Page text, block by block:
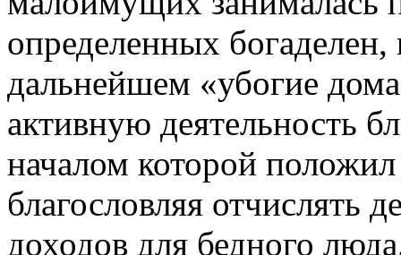
определенных
дальнейшем «убогие
активную деятельность
началом которой
благословляя отчислять
доходов для бедного